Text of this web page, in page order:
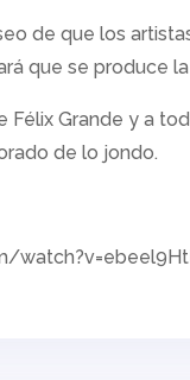
de que los
que se produce
Félix Grande y a
de lo jondo.